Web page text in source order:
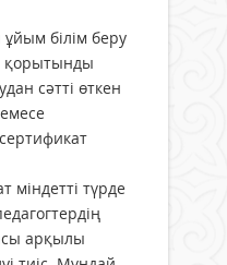
білім беру
қорытынды
сәтті өткен
міндетті түрде
арқылы